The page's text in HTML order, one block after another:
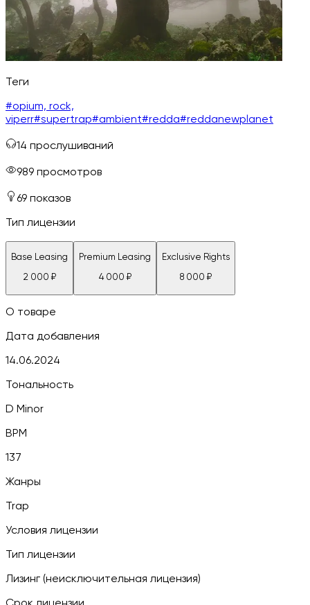
Теги
#opium, rock,
viperr#supertrap#ambient#redda#reddanewplanet
14 прослушиваний
989 просмотров
69 показов
Тип лицензии
Base Leasing
2 000 ₽
Premium Leasing
4 000 ₽
Exclusive Rights
8 000 ₽
О товаре
Дата добавления
14.06.2024
Тональность
D Minor
BPM
137
Жанры
Trap
Условия лицензии
Тип лицензии
Лизинг (неисключительная лицензия)